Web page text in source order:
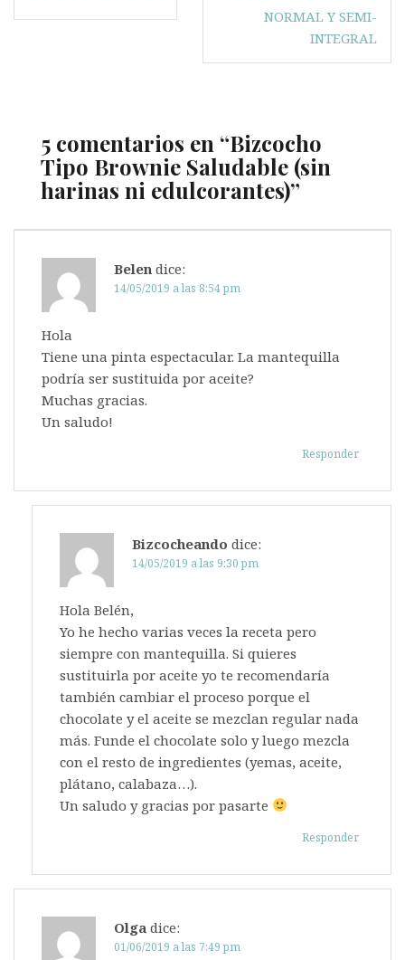
de
NORMAL Y SEMI-
INTEGRAL
5 comentarios en “Bizcocho
Tipo Brownie Saludable (sin
harinas ni edulcorantes)”
Belen dice:
14/05/2019 a las 8:54 pm
Hola
Tiene una pinta espectacular. La mantequilla
podría ser sustituida por aceite?
Muchas gracias.
Un saludo!
Responder
Bizcocheando dice:
14/05/2019 a las 9:30 pm
Hola Belén,
Yo he hecho varias veces la receta pero
siempre con mantequilla. Si quieres
sustituirla por aceite yo te recomendaría
también cambiar el proceso porque el
chocolate y el aceite se mezclan regular nada
más. Funde el chocolate solo y luego mezcla
con el resto de ingredientes (yemas, aceite,
plátano, calabaza…).
Un saludo y gracias por pasarte
Responder
Olga dice:
01/06/2019 a las 7:49 pm